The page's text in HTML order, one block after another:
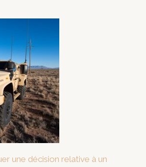
une décision relative à un